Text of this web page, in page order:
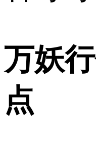
万妖
点